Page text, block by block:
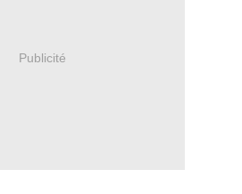
Publicité